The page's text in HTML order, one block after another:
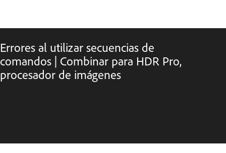
Errores al utilizar secuencias de
comandos | Combinar para HDR Pro,
procesador de imágenes